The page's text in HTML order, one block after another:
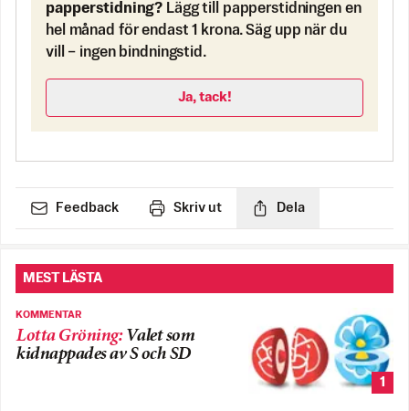
papperstidning? Lägg till papperstidningen en
hel månad för endast 1 krona. Säg upp när du
vill – ingen bindningstid.
Ja, tack!
Feedback Skriv ut Dela
MEST LÄSTA
KOMMENTAR
Lotta Gröning: Valet som
kidnappades av S och SD
1